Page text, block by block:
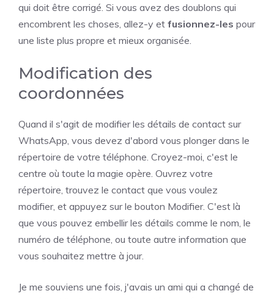
qui doit être corrigé. Si vous avez des doublons qui
encombrent les choses, allez-y et fusionnez-les pour
une liste plus propre et mieux organisée.
Modification des
coordonnées
Quand il s'agit de modifier les détails de contact sur
WhatsApp, vous devez d'abord vous plonger dans le
répertoire de votre téléphone. Croyez-moi, c'est le
centre où toute la magie opère. Ouvrez votre
répertoire, trouvez le contact que vous voulez
modifier, et appuyez sur le bouton Modifier. C'est là
que vous pouvez embellir les détails comme le nom, le
numéro de téléphone, ou toute autre information que
vous souhaitez mettre à jour.
Je me souviens une fois, j'avais un ami qui a changé de